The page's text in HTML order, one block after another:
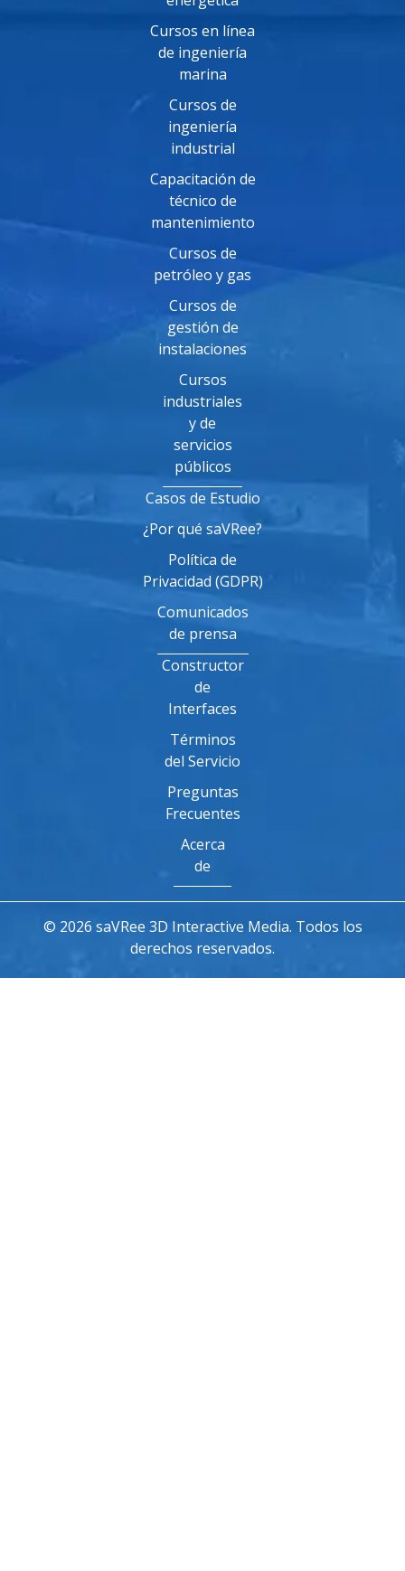
Cursos en línea
de ingeniería
marina
Cursos de
ingeniería
industrial
Capacitación de
técnico de
mantenimiento
Cursos de
petróleo y gas
Cursos de
gestión de
instalaciones
Cursos
industriales
y de
servicios
públicos
Casos de Estudio
¿Por qué saVRee?
Política de
Privacidad (GDPR)
Comunicados
de prensa
Constructor
de
Interfaces
Términos
del Servicio
Preguntas
Frecuentes
Acerca
de
© 2026 saVRee 3D Interactive Media. Todos los
derechos reservados.